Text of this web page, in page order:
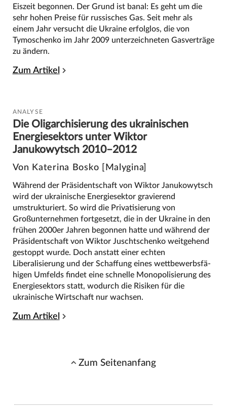
Eiszeit begonnen. Der Grund ist banal: Es geht um die
sehr hohen Preise für russisches Gas. Seit mehr als
einem Jahr versucht die Ukraine erfolglos, die von
Tymoschenko im Jahr 2009 unterzeichneten Gasverträge
zu ändern.
Zum Artikel
ANALYSE
Die Oligarchisierung des ukrainischen
Energiesektors unter Wiktor
Janukowytsch 2010–2012
Von Katerina Bosko [Malygina]
Während der Präsidentschaft von Wiktor Janukowytsch
wird der ukrainische Energiesektor gravierend
umstrukturiert. So wird die Privatisierung von
Großunternehmen fortgesetzt, die in der Ukraine in den
frühen 2000er Jahren begonnen hatte und während der
Präsidentschaft von Wiktor Juschtschenko weitgehend
gestoppt wurde. Doch anstatt einer echten
Liberalisierung und der Schaffung eines wettbewerbsfä-
higen Umfelds findet eine schnelle Monopolisierung des
Energiesektors statt, wodurch die Risiken für die
ukrainische Wirtschaft nur wachsen.
Zum Artikel
Zum Seitenanfang